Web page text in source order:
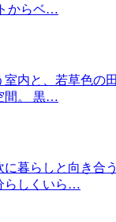
からベ…
内と、若草色の
間。 黒…
に暮らしと向き合
らしくいら…